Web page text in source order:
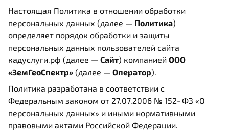
Настоящая Политика в отношении обработки
персональных данных (далее — Политика)
определяет порядок обработки и защиты
персональных данных пользователей сайта
кадуслуги.рф (далее — Сайт) компанией ООО
«ЗемГеоСпектр» (далее — Оператор).
Политика разработана в соответствии с
Федеральным законом от 27.07.2006 № 152‑ФЗ «О
персональных данных» и иными нормативными
правовыми актами Российской Федерации.